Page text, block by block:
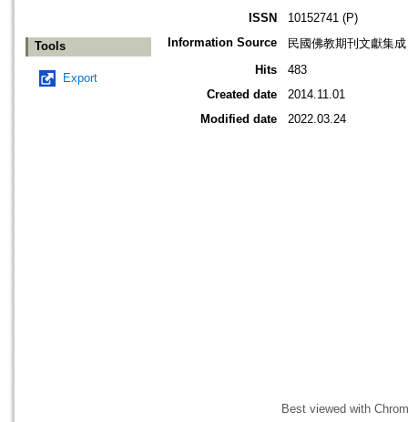
Tools
Export
ISSN
10152741 (P)
Information Source
民國佛教期刊文獻集
Hits
483
Created date
2014.11.01
Modified date
2022.03.24
Best viewed with